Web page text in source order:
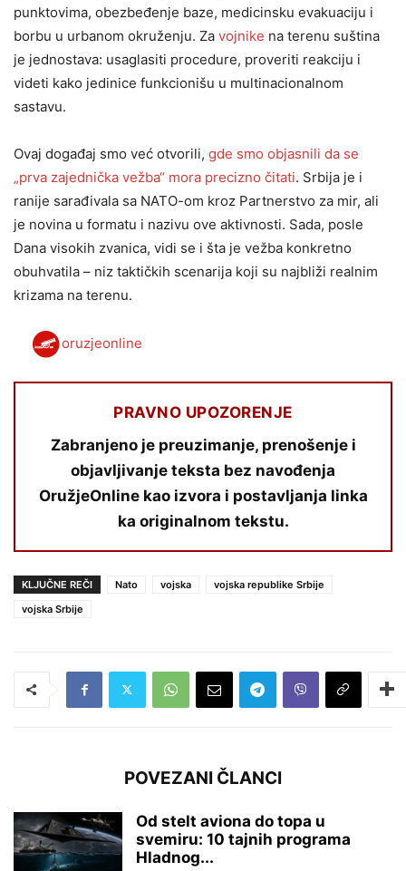
punktovima, obezbeđenje baze, medicinsku evakuaciju i
borbu u urbanom okruženju. Za vojnike na terenu suština
je jednostava: usaglasiti procedure, proveriti reakciju i
videti kako jedinice funkcionišu u multinacionalnom
sastavu.
Ovaj događaj smo već otvorili, gde smo objasnili da se
„prva zajednička vežba“ mora precizno čitati. Srbija je i
ranije sarađivala sa NATO-om kroz Partnerstvo za mir, ali
je novina u formatu i nazivu ove aktivnosti. Sada, posle
Dana visokih zvanica, vidi se i šta je vežba konkretno
obuhvatila – niz taktičkih scenarija koji su najbliži realnim
krizama na terenu.
oruzjeonline
PRAVNO UPOZORENJE
Zabranjeno je preuzimanje, prenošenje i
objavljivanje teksta bez navođenja
OružjeOnline kao izvora i postavljanja linka
ka originalnom tekstu.
KLJUČNE REČI Nato vojska
vojska republike Srbije
vojska Srbije
POVEZANI ČLANCI
Od stelt aviona do topa u
svemiru: 10 tajnih programa
Hladnog...